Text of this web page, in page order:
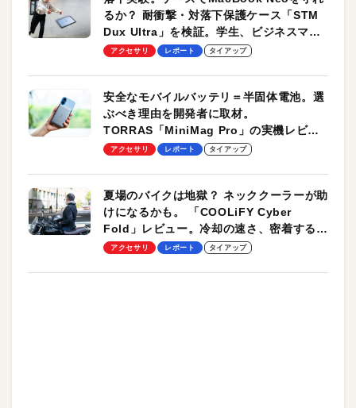
るか？ 耐衝撃・対落下保護ケース「STM
Dux Ultra」を検証。学生、ビジネスマン
のモバイルユースに最適！
アクセサリ レポート タイアップ
安全なモバイルバッテリ＝半固体電池。選
ぶべき理由を開発者に取材。
TORRAS「MiniMag Pro」の実機レビュ
ーも
アクセサリ レポート タイアップ
夏場のバイクは地獄？ ネッククーラーが助
けになるかも。 「COOLiFY Cyber
Fold」レビュー。冷却の速さ、密着する冷
却プレート、シンプルな操作性がグッド！
アクセサリ レポート タイアップ